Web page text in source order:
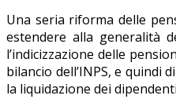
Una seria riforma delle
estendere alla generalità
l’indicizzazione delle
bilancio dell’INPS, e
la liquidazione dei